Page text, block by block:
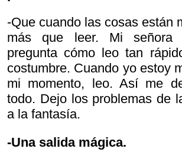
-Que cuando las cosas están
más que leer. Mi señora
pregunta cómo leo tan
costumbre. Cuando yo estoy
mi momento, leo. Así me
todo. Dejo los problemas de
a la fantasía.
-Una salida mágica.